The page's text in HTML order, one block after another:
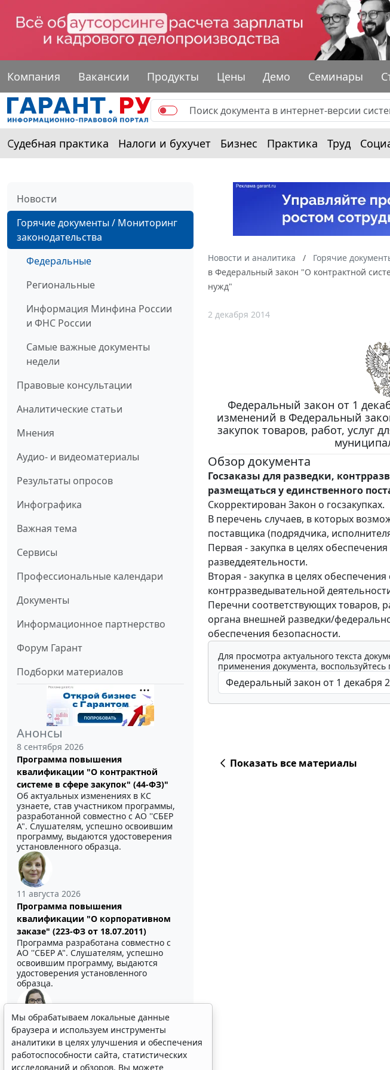
Компания Вакансии Продукты Цены Демо Семинары
Судебная практика Налоги и бухучет Бизнес Практика Труд
Новости
Горячие документы / Мониторинг
законодательства
Федеральные
Региональные
Информация Минфина России
и ФНС России
Самые важные документы
недели
Правовые консультации
Аналитические статьи
Мнения
Аудио- и видеоматериалы
Результаты опросов
Инфографика
Важная тема
Сервисы
Профессиональные календари
Документы
Информационное партнерство
Форум Гарант
Подборки материалов
Анонсы
8 сентября 2026
Программа повышения
квалификации "О контрактной
системе в сфере закупок" (44-ФЗ)"
Об актуальных изменениях в КС
узнаете, став участником программы,
разработанной совместно с АО ''СБЕР
А". Слушателям, успешно освоившим
программу, выдаются удостоверения
установленного образца.
11 августа 2026
Программа повышения
квалификации "О корпоративном
заказе" (223-ФЗ от 18.07.2011)
Программа разработана совместно с
АО ''СБЕР А". Слушателям, успешно
освоившим программу, выдаются
удостоверения установленного
образца.
Выберите тему программы повышения квалификации
для юристов ...
Новости и аналитика Горячие
в Федеральный закон "О контрактной
нужд"
2 декабря 2014
Федеральный закон от 1
изменений в Федеральный
закупок товаров, работ, услуг
Обзор документа
Госзаказы для разведки,
размещаться у единственного
Скорректирован Закон о госзакупках.
В перечень случаев, в которых
поставщика (подрядчика,
Первая - закупка в целях
разведдеятельности.
Вторая - закупка в целях
контрразведывательной
Перечни соответствующих товаров,
органа внешней разведки/
обеспечения безопасности.
Для просмотра актуального текста
применения документа,
Показать все материалы
Мы обрабатываем локальные данные
браузера и используем инструменты
аналитики в целях улучшения и обеспечения
работоспособности сайта, статистических
исследований и обзоров. Вы можете